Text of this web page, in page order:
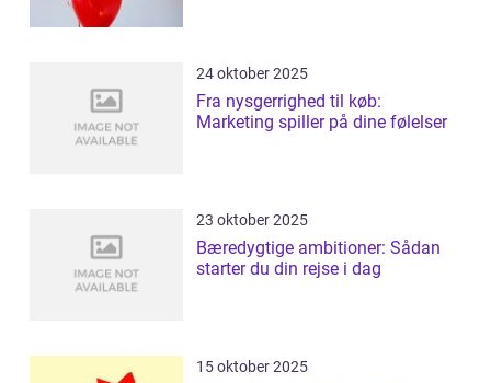
24 oktober 2025
Fra nysgerrighed til køb:
Marketing spiller på dine følelser
23 oktober 2025
Bæredygtige ambitioner: Sådan
starter du din rejse i dag
15 oktober 2025